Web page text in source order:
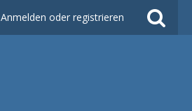
Anmelden oder registrieren